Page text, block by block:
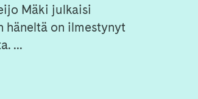
Mäki julkaisi
häneltä on ilmestynyt
...